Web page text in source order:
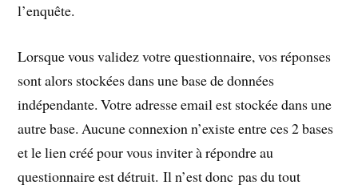
l’enquête.
Lorsque vous validez votre questionnaire, vos réponses
sont alors stockées dans une base de données
indépendante. Votre adresse email est stockée dans une
autre base. Aucune connexion n’existe entre ces 2 bases
et le lien créé pour vous inviter à répondre au
questionnaire est détruit. Il n’est donc pas du tout